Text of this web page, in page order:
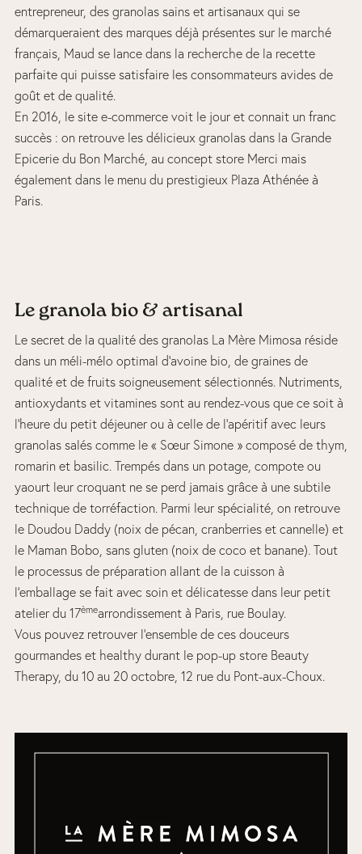
entrepreneur, des granolas sains et artisanaux qui se
démarqueraient des marques déjà présentes sur le marché
français, Maud se lance dans la recherche de la recette
parfaite qui puisse satisfaire les consommateurs avides de
goût et de qualité.
En 2016, le site e-commerce voit le jour et connait un franc
succès : on retrouve les délicieux granolas dans la Grande
Epicerie du Bon Marché, au concept store Merci mais
également dans le menu du prestigieux Plaza Athénée à
Paris.
Le granola bio & artisanal
Le secret de la qualité des granolas La Mère Mimosa réside
dans un méli-mélo optimal d’avoine bio, de graines de
qualité et de fruits soigneusement sélectionnés. Nutriments,
antioxydants et vitamines sont au rendez-vous que ce soit à
l’heure du petit déjeuner ou à celle de l’apéritif avec leurs
granolas salés comme le « Sœur Simone » composé de thym,
romarin et basilic. Trempés dans un potage, compote ou
yaourt leur croquant ne se perd jamais grâce à une subtile
technique de torréfaction. Parmi leur spécialité, on retrouve
le Doudou Daddy (noix de pécan, cranberries et cannelle) et
le Maman Bobo, sans gluten (noix de coco et banane). Tout
le processus de préparation allant de la cuisson à
l’emballage se fait avec soin et délicatesse dans leur petit
atelier du 17èmearrondissement à Paris, rue Boulay.
Vous pouvez retrouver l’ensemble de ces douceurs
gourmandes et healthy durant le pop-up store Beauty
Therapy, du 10 au 20 octobre, 12 rue du Pont-aux-Choux.